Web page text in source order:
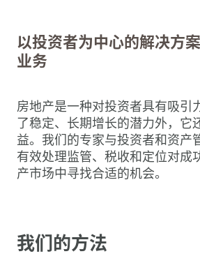
以投资者为中心的解决方
业务
房地产是一种对投资者具有吸引
了稳定、长期增长的潜力外，它
益。我们的专家与投资者和资产
有效处理监管、税收和定位对成
产市场中寻找合适的机会。
我们的方法